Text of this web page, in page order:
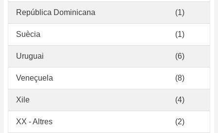
República Dominicana (1)
Suècia (1)
Uruguai (6)
Veneçuela (8)
Xile (4)
XX - Altres (2)